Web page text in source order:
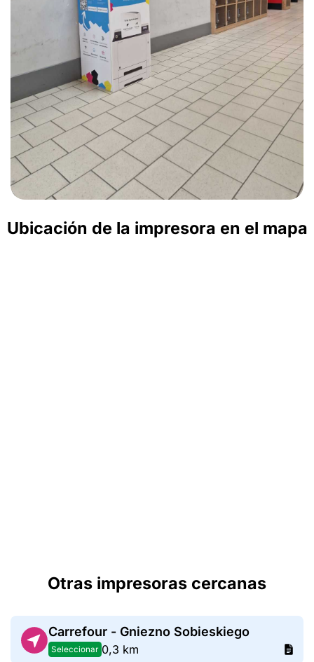
Ubicación de la impresora en el mapa
Otras impresoras cercanas
Carrefour - Gniezno Sobieskiego
Seleccionar 0,3 km